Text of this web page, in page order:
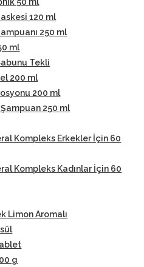
50 ml
120 ml
250 ml
ml
Tekli
200 ml
200 ml
250 ml
Kompleks Erkekler İçin 60
Kompleks Kadınlar İçin 60
Limon Aromalı
g